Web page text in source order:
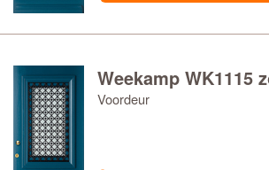
Weekamp WK1115
Voordeur